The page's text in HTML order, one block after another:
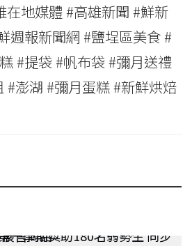
在地媒體 #高雄新聞 #鮮新
週報新聞網 #鹽埕區美食 #
#提袋 #帆布袋 #彌月送禮
#澎湖 #彌月蛋糕 #新鮮烘焙